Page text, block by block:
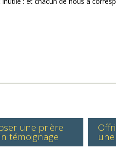
une prière
témoignage